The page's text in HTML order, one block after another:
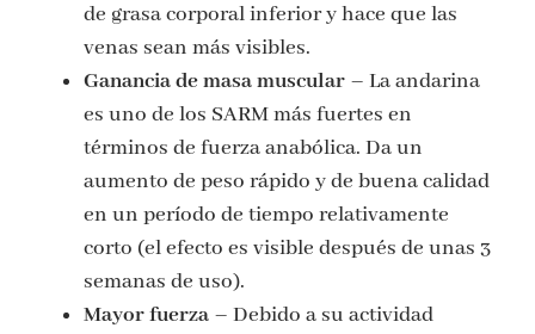
de grasa corporal inferior y hace que las
venas sean más visibles.
Ganancia de masa muscular – La andarina
es uno de los SARM más fuertes en
términos de fuerza anabólica. Da un
aumento de peso rápido y de buena calidad
en un período de tiempo relativamente
corto (el efecto es visible después de unas 3
semanas de uso).
Mayor fuerza – Debido a su actividad